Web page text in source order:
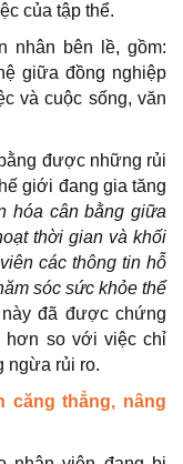
của tập thể.
nhân bên lề, gồm:
giữa đồng nghiệp
và cuộc sống, văn
được những rủi
giới đang gia tăng
hóa cân bằng giữa
thời gian và khối
các thông tin hỗ
sóc sức khỏe thể
đã được chứng
hơn so với việc chỉ
ngừa rủi ro.
căng thẳng, nâng